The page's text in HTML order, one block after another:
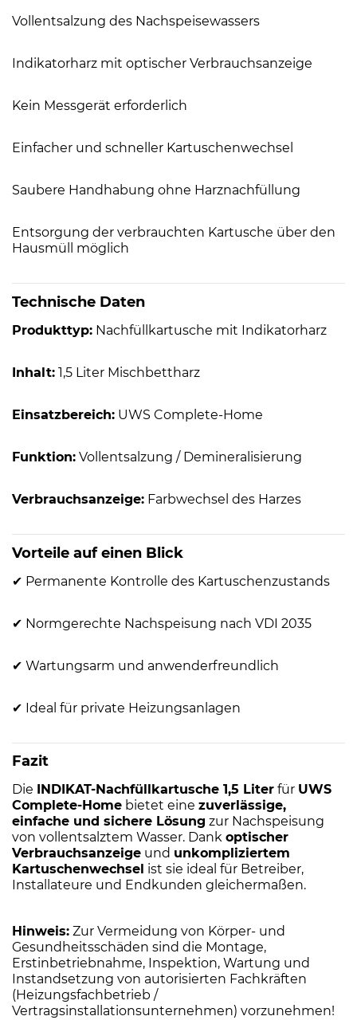
Vollentsalzung des Nachspeisewassers
Indikatorharz mit optischer Verbrauchsanzeige
Kein Messgerät erforderlich
Einfacher und schneller Kartuschenwechsel
Saubere Handhabung ohne Harznachfüllung
Entsorgung der verbrauchten Kartusche über den
Hausmüll möglich
Technische Daten
Produkttyp: Nachfüllkartusche mit Indikatorharz
Inhalt: 1,5 Liter Mischbettharz
Einsatzbereich: UWS Complete-Home
Funktion: Vollentsalzung / Demineralisierung
Verbrauchsanzeige: Farbwechsel des Harzes
Vorteile auf einen Blick
✔ Permanente Kontrolle des Kartuschenzustands
✔ Normgerechte Nachspeisung nach VDI 2035
✔ Wartungsarm und anwenderfreundlich
✔ Ideal für private Heizungsanlagen
Fazit
Die INDIKAT-Nachfüllkartusche 1,5 Liter für UWS
Complete-Home bietet eine zuverlässige,
einfache und sichere Lösung zur Nachspeisung
von vollentsalztem Wasser. Dank optischer
Verbrauchsanzeige und unkompliziertem
Kartuschenwechsel ist sie ideal für Betreiber,
Installateure und Endkunden gleichermaßen.
Hinweis: Zur Vermeidung von Körper- und
Gesundheitsschäden sind die Montage,
Erstinbetriebnahme, Inspektion, Wartung und
Instandsetzung von autorisierten Fachkräften
(Heizungsfachbetrieb /
Vertragsinstallationsunternehmen) vorzunehmen!